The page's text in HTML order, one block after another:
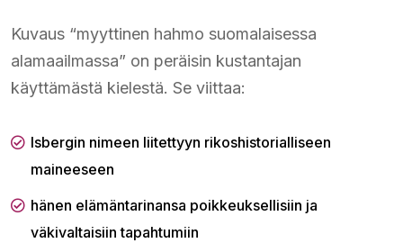
Kuvaus “myyttinen hahmo suomalaisessa
alamaailmassa” on peräisin kustantajan
käyttämästä kielestä. Se viittaa:
Isbergin nimeen liitettyyn rikoshistorialliseen
maineeseen
hänen elämäntarinansa poikkeuksellisiin ja
väkivaltaisiin tapahtumiin